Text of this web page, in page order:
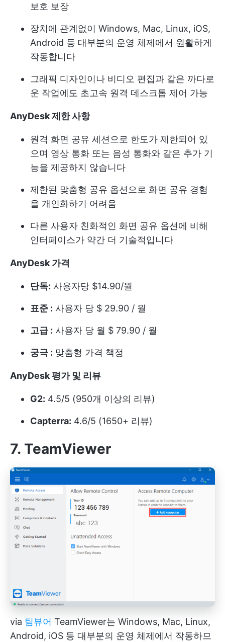
보호 보장
장치에 관계없이 Windows, Mac, Linux, iOS,
Android 등 대부분의 운영 체제에서 원활하게
작동합니다
그래픽 디자인이나 비디오 편집과 같은 까다로
운 작업에도 초고속 원격 데스크톱 제어 가능
AnyDesk 제한 사항
원격 화면 공유 세션으로 한도가 제한되어 있
으며 영상 통화 또는 음성 통화와 같은 추가 기
능을 제공하지 않습니다
제한된 맞춤형 공유 옵션으로 화면 공유 경험
을 개인화하기 어려움
다른 사용자 친화적인 화면 공유 옵션에 비해
인터페이스가 약간 더 기술적입니다
AnyDesk 가격
단독: 사용자당 $14.90/월
표준 : 사용자 당 $ 29.90 / 월
고급 : 사용자 당 월 $ 79.90 / 월
궁극 : 맞춤형 가격 책정
AnyDesk 평가 및 리뷰
G2: 4.5/5 (950개 이상의 리뷰)
Capterra: 4.6/5 (1650+ 리뷰)
7. TeamViewer
via 팀뷰어 TeamViewer는 Windows, Mac, Linux,
Android, iOS 등 대부분의 운영 체제에서 작동하므